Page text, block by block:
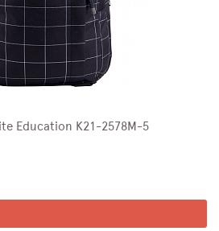
Education K21-2578M-5